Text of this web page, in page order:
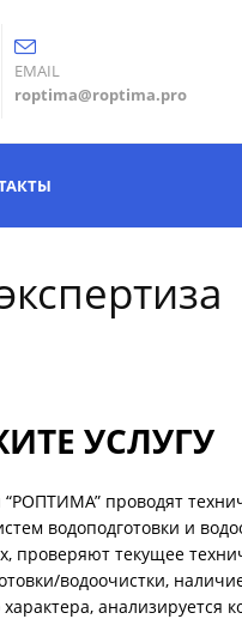
EMAIL
roptima@roptima.pro
УСЛУГУ
проводят
водоподготовки и
проверяют текущее
водоочистки,
характера, анализируется